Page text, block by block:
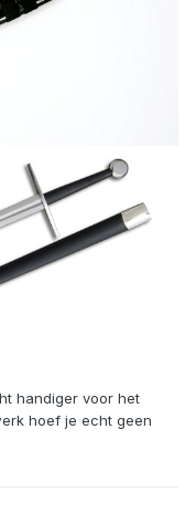
handiger voor het
hoef je echt geen